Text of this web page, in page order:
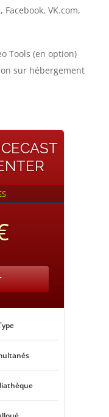
VK.com,
Tools (en option)
sur hébergement